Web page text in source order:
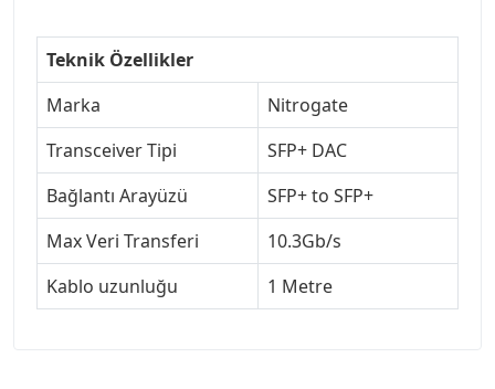
Teknik Özellikler
Marka
Nitrogate
Transceiver Tipi
SFP+ DAC
Bağlantı Arayüzü
SFP+ to SFP+
Max Veri Transferi
10.3Gb/s
Kablo uzunluğu
1 Metre